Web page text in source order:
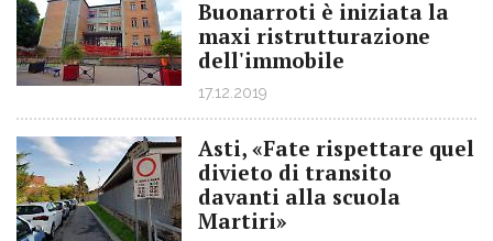
Buonarroti è iniziata la
maxi ristrutturazione
dell'immobile
17.12.2019
Asti, «Fate rispettare quel
divieto di transito
davanti alla scuola
Martiri»